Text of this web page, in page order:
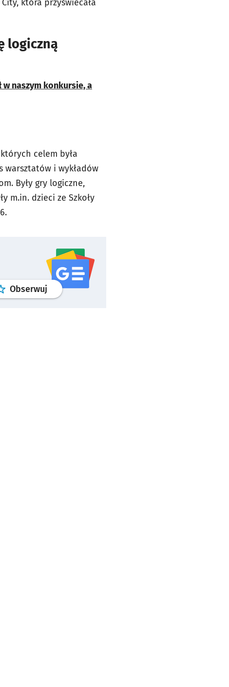
która przyświecała
logiczną
w naszym konkursie, a
celem była
warsztatów i wykładów
Były gry logiczne,
m.in. dzieci ze Szkoły
Obserwuj profilgoogle news